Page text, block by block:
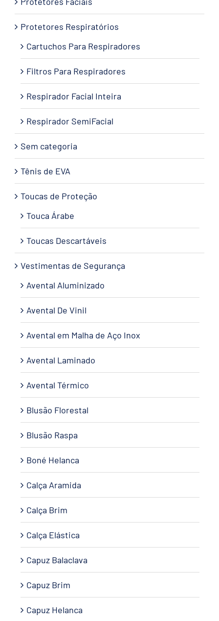
Protetores Respiratórios
Cartuchos Para Respiradores
Filtros Para Respiradores
Respirador Facial Inteira
Respirador SemiFacial
Sem categoria
Tênis de EVA
Toucas de Proteção
Touca Árabe
Toucas Descartáveis
Vestimentas de Segurança
Avental Aluminizado
Avental De Vinil
Avental em Malha de Aço Inox
Avental Laminado
Avental Térmico
Blusão Florestal
Blusão Raspa
Boné Helanca
Calça Aramida
Calça Brim
Calça Elástica
Capuz Balaclava
Capuz Brim
Capuz Helanca